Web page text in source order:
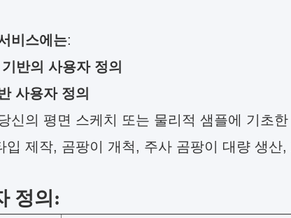
비스에는:
반의 사용자 정의
사용자 정의
신의 평면 스케치 또는 물리적 샘플에 기초
입 제작, 곰팡이 개척, 주사 곰팡이 대량 생산
정의: